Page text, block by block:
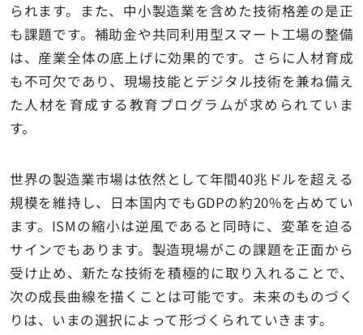
られます。また、中小製造業を含めた技術格差の是正
も課題です。補助金や共同利用型スマート工場の整備
は、産業全体の底上げに効果的です。さらに人材育成
も不可欠であり、現場技能とデジタル技術を兼ね備え
た人材を育成する教育プログラムが求められていま
す。
世界の製造業市場は依然として年間40兆ドルを超える
規模を維持し、日本国内でもGDPの約20%を占めてい
ます。ISMの縮小は逆風であると同時に、変革を迫る
サインでもあります。製造現場がこの課題を正面から
受け止め、新たな技術を積極的に取り入れることで、
次の成長曲線を描くことは可能です。未来のものづく
りは、いまの選択によって形づくられていきます。